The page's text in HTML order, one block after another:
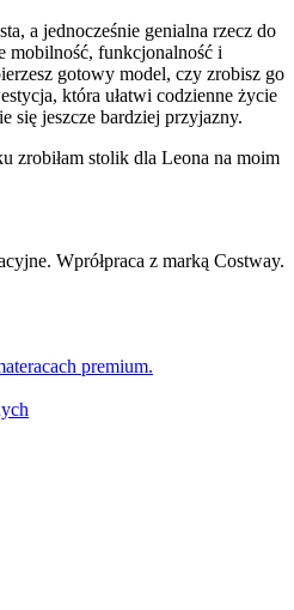
a jednocześnie genialna rzecz do
mobilność, funkcjonalność i
gotowy model, czy zrobisz go
która ułatwi codzienne życie
się jeszcze bardziej przyjazny.
zrobiłam stolik dla Leona na moim
Wprółpraca z marką Costway.
premium.